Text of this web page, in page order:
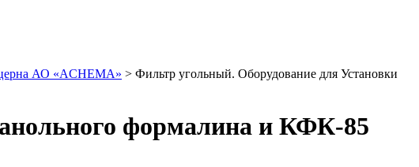
АО «ACHEMA» > Фильтр угольный. Оборудование для Установки
формалина и КФК-85